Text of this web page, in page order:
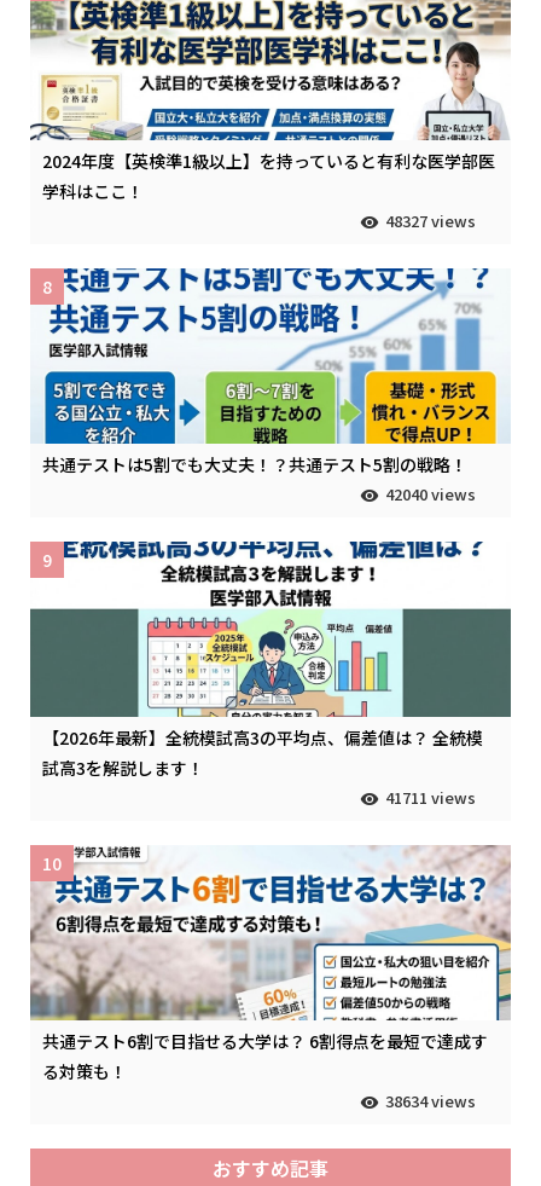
2024年度【英検準1級以上】を持っていると有利な医学部医
学科はここ！
48327 views
共通テストは5割でも大丈夫！？共通テスト5割の戦略！
42040 views
8
【2026年最新】全統模試高3の平均点、偏差値は？ 全統模
試高3を解説します！
41711 views
9
共通テスト6割で目指せる大学は？ 6割得点を最短で達成す
る対策も！
38634 views
10
おすすめ記事